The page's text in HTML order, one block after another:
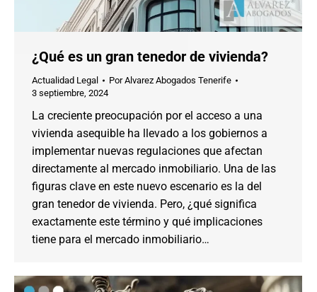
¿Qué es un gran tenedor de vivienda?
Actualidad Legal PorAlvarez Abogados Tenerife
3 septiembre, 2024
La creciente preocupación por el acceso a una
vivienda asequible ha llevado a los gobiernos a
implementar nuevas regulaciones que afectan
directamente al mercado inmobiliario. Una de las
figuras clave en este nuevo escenario es la del
gran tenedor de vivienda. Pero, ¿qué significa
exactamente este término y qué implicaciones
tiene para el mercado inmobiliario…